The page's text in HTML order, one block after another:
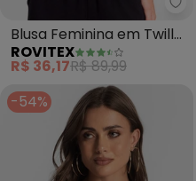
Blusa Feminina em Twill
Cey (Verde)
ROVITEX
R$ 36,17R$ 89,99
-54%